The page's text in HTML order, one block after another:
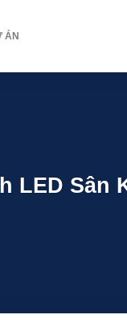
ÁN
LED